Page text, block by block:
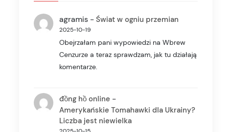
agramis -Świat w ogniu przemian
2025-10-19
Obejrzałam pani wypowiedzi na Wbrew
Cenzurze a teraz sprawdzam, jak tu działają
komentarze.
đồng hồ online -
Amerykańskie Tomahawki dla Ukrainy?
Liczba jest niewielka